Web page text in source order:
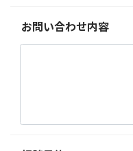
お問い合わせ内容